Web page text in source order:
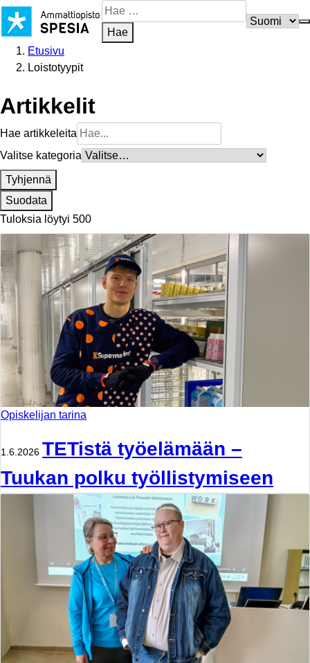
Siirry
sisältöön
Hae
sivustosta
Hae
Etusivu
Loistotyypit
Artikkelit
Hae artikkeleita
Valitse kategoria
Tyhjennä
Suodata
Tuloksia löytyi 500
Opiskelijan tarina
1.6.2026 TETistä työelämään –
Tuukan polku työllistymiseen